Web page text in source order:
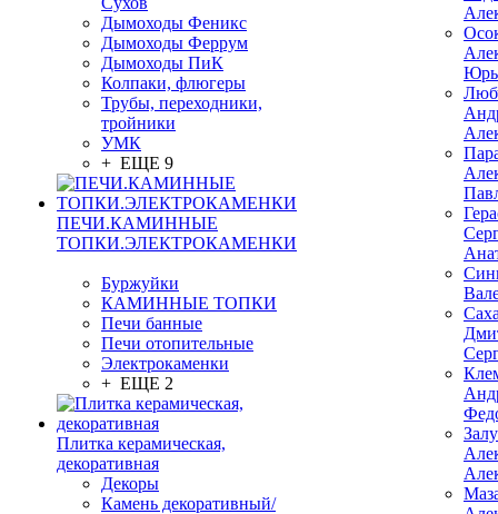
Дымоходы Феникс
Дымоходы Феррум
Дымоходы ПиК
Колпаки, флюгеры
Трубы, переходники,
тройники
УМК
+ ЕЩЕ 9
ПЕЧИ.КАМИННЫЕ
ТОПКИ.ЭЛЕКТРОКАМЕНКИ
Буржуйки
КАМИННЫЕ ТОПКИ
Печи банные
Печи отопительные
Электрокаменки
+ ЕЩЕ 2
Плитка керамическая,
декоративная
Декоры
Камень декоративный/